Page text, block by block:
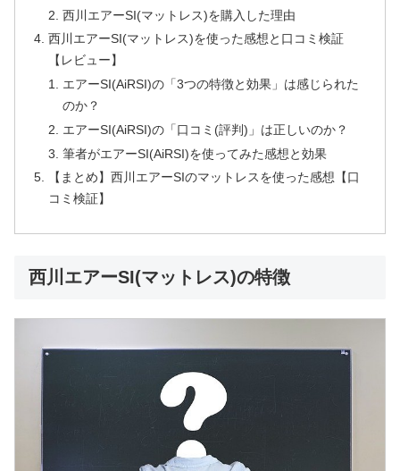
西川エアーSI(マットレス)を購入した理由
西川エアーSI(マットレス)を使った感想と口コミ検証
【レビュー】
エアーSI(AiRSI)の「3つの特徴と効果」は感じられた
のか？
エアーSI(AiRSI)の「口コミ(評判)」は正しいのか？
筆者がエアーSI(AiRSI)を使ってみた感想と効果
【まとめ】西川エアーSIのマットレスを使った感想【口
コミ検証】
西川エアーSI(マットレス)の特徴